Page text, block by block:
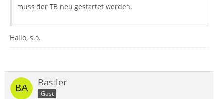
muss der TB neu gestartet werden.
Hallo, s.o.
Bastler
Gast